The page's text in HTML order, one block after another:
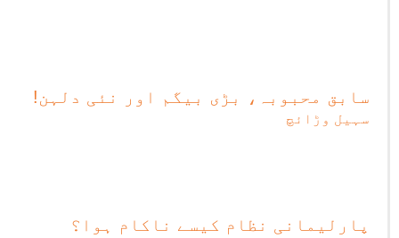
سابق محبوبہ، بڑی بیگم اور نئی دلہن!
سہیل وڑائچ
پارلیمانی نظام کیسے ناکام ہوا؟